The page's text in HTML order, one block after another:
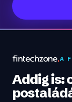
A
Addig is: